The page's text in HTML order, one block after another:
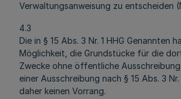
Verwaltungsanweisung zu entscheiden
4.3
Die in § 15 Abs. 3 Nr. 1 HHG Genannten
Möglichkeit, die Grundstücke für die
Zwecke ohne öffentliche
einer Ausschreibung nach § 15 Abs. 3
daher keinen Vorrang.